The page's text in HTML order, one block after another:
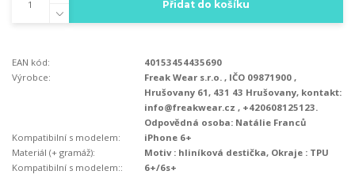
Přidat do košíku
EAN kód:
40153454435690
Výrobce:
Freak Wear s.r.o. , IČO 09871900 ,
Hrušovany 61, 431 43 Hrušovany, kontakt:
info@freakwear.cz , +420608125123.
Odpovědná osoba: Natálie Franců
Kompatibilní s modelem:
iPhone 6+
Materiál (+ gramáž):
Motiv : hliníková destička, Okraje : TPU
Kompatibilní s modelem::
6+/6s+